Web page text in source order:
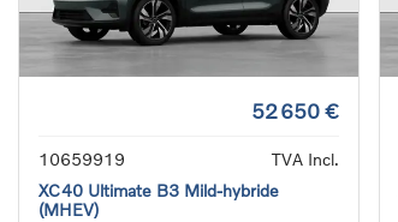
52 650 €
10659919
TVA Incl.
XC40 Ultimate B3 Mild-hybride
(MHEV)